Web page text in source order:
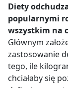
Diety
popularnymi
wszystkim na
Głównym
zastosowanie
tego, ile
chciałaby się